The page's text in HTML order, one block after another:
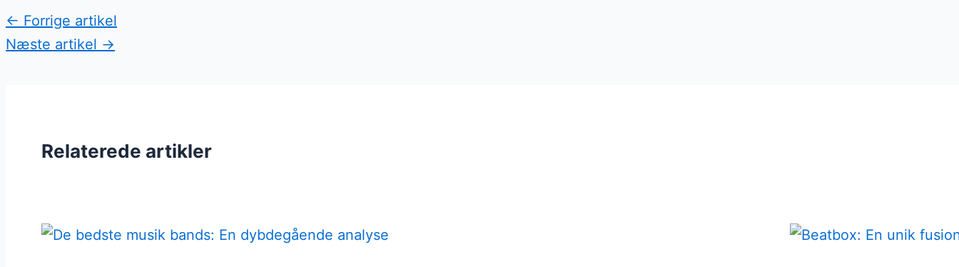
← Forrige artikel
Næste artikel →
Relaterede artikler